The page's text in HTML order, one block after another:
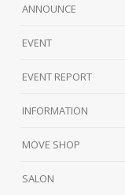
ANNOUNCE
EVENT
EVENT REPORT
INFORMATION
MOVE SHOP
SALON